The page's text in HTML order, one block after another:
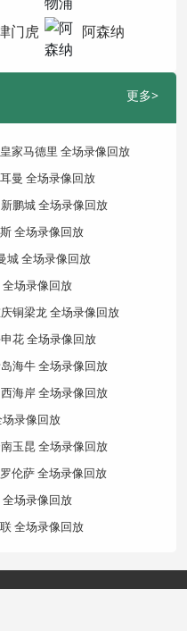
门虎 阿森纳
更多>
家马德里 全场录像回放
曼 全场录像回放
鹏城 全场录像回放
全场录像回放
城 全场录像回放
场录像回放
铜梁龙 全场录像回放
花 全场录像回放
海牛 全场录像回放
海岸 全场录像回放
录像回放
玉昆 全场录像回放
伦萨 全场录像回放
场录像回放
全场录像回放